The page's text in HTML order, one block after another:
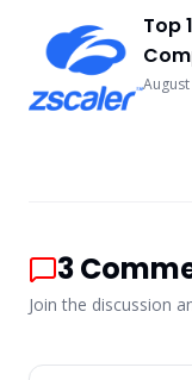
Top
3
Join the discussion